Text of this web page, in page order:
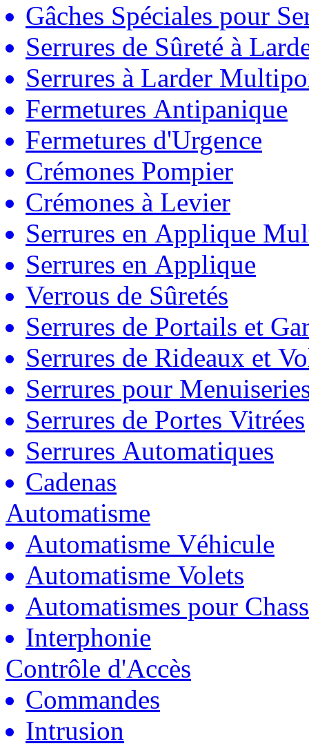
Gâches Spéciales pour
Serrures de Sûreté à
Serrures à Larder
Fermetures Antipanique
Fermetures d'Urgence
Crémones Pompier
Crémones à Levier
Serrures en Applique
Serrures en Applique
Verrous de Sûretés
Serrures de Portails et
Serrures de Rideaux et
Serrures pour
Serrures de Portes Vitrées
Serrures Automatiques
Cadenas
Automatisme
Automatisme Véhicule
Automatisme Volets
Automatismes pour
Interphonie
Contrôle d'Accès
Commandes
Intrusion